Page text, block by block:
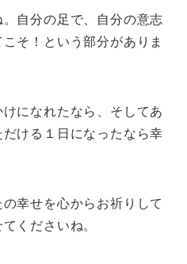
自分の足で、自分の意志
そ！という部分がありま
になれたなら、そしてあ
ける１日になったなら幸
幸せを心からお祈りして
くださいね。